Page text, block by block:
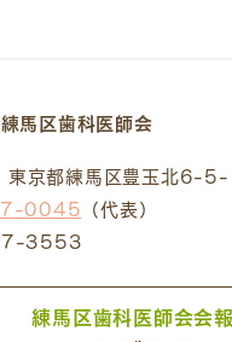
京都練馬区豊玉北6-
0045 （代表）
3553
練馬区歯科医師会会